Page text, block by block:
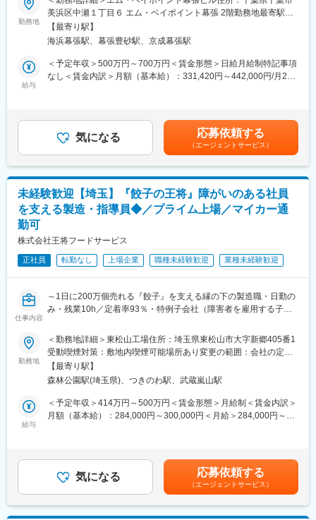
含めた“売れる仕組み”をつくる商品開発が特徴です。
変更の範囲：会社内での全ての業務
トップバリュをはじめとるするイオングループで販売する食品の
新商品・仕様変更商品の表示確認業務です。取引先の登録データ
とパッケージ表示を照合し、食品表示法や関連法令、グループ基
準に基づき正しい情報が記載されているかをチェックしていただ
きます。
■業務内容詳細
・表示内容に関する指摘、改善提案
■組織構成：
同部署の担当は部長1名、管理職1名、スタッフ（男性2名、女性
同社はイオンのプライベートブランドでもある「トップバリュ」
の安全を守る会社であり、その中でも最も人々が当たり前に口に
している食品の安全性を守るポジションとなります。規模の大き
ますが、一方でなくてはならない存在です。売上好調なイオンG
質をサポートできることは大きなやりがいに繋がります。
イオングループの基盤もあり、福利厚生も充実した働きやすい環
境が整っています。
イオン株式会社が100％出資するグループ会社です。グループ共
通の福利厚生／定年60歳、65歳までの継続雇用等充実の制度があ
ります。
取り扱う商品の多くは「トップバリュ」ブランドであり、アジア
えています。
勤務地
美浜区中瀬１丁目６ エム・ベイポイント幕張 2階勤務地最寄駅：
海浜幕張駅受動喫煙対策：敷地内全面禁煙変更の範囲：会社の定
める事業所
【最寄り駅】
海浜幕張駅、幕張豊砂駅、京成幕張駅
給与
＜予定年収＞500万円～700万円＜賃金形態＞日給月給制特記事項
なし＜賃金内訳＞月額（基本給）：331,420円～442,000円/月20
目安の金額であり、選考を通じて上下する可能性があります。月
給(月額)は固定手当を含めた表記です。
気になる 応募依頼する
（エージェントサービス）
未経験歓迎【埼玉】『餃子の王将』障がいのある社員
を支える製造・指導員◆／プライム上場／マイカー通
勤可
株式会社王将フードサービス
正社員 転勤なし 上場企業 職種未経験歓迎 業種未経験歓迎
仕事内容
～1日に200万個売れる『餃子』を支える縁の下の製造職・日勤の
み・残業10h／定着率93％・特例子会社（障害者を雇用する子会
■業務内容：
「餃子の王将」を全国展開する当社の埼玉工場内にて、障がいの
ある従業員と一緒に働き、安心安全な職場環境の確保を目指して
いただきます。
◎製造のお仕事：
ゆくゆくは製造責任者として担当の製造現場を牽引いただきま
す。
勤務地
＜勤務地詳細＞東松山工場住所：埼玉県東松山市大字新郷405番1
受動喫煙対策：敷地内喫煙可能場所あり変更の範囲：会社の定め
る事業所
【最寄り駅】
森林公園駅(埼玉県)、つきのわ駅、武蔵嵐山駅
給与
＜予定年収＞414万円～500万円＜賃金形態＞月給制＜賃金内訳＞
月額（基本給）：284,000円～300,000円＜月給＞284,000円～
284,000円～専門・短大卒：243,500円～高卒：236,500円～賃金
はあくまでも目安の金額であり、選考を通じて上下する可能性が
あります。月給(月額)は固定手当を含めた表記です。
気になる 応募依頼する
（エージェントサービス）